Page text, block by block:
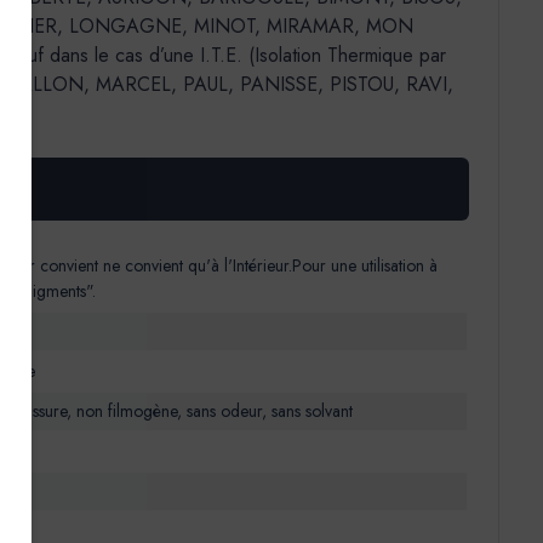
LONGAGNE, MINOT, MIRAMAR, MON
dans le cas d’une I.T.E. (Isolation Thermique par
MARCEL, PAUL, PANISSE, PISTOU, RAVI,
convient ne convient qu'à l'Intérieur.Pour une utilisation à
Pigments".
non filmogène, sans odeur, sans solvant